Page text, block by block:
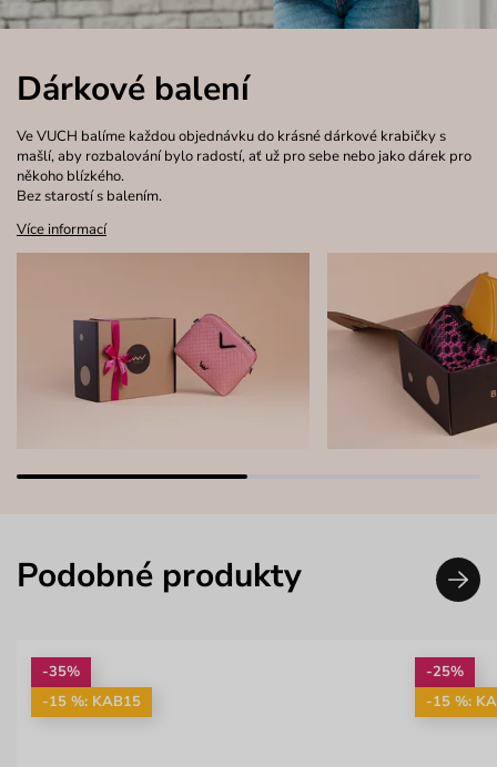
Dárkové balení
Ve VUCH balíme každou objednávku do krásné dárkové krabičky s
mašlí, aby rozbalování bylo radostí, ať už pro sebe nebo jako dárek pro
někoho blízkého.
Bez starostí s balením.
Více informací
Podobné produkty
-35%
-15 %: KAB15
-25%
-15 %: